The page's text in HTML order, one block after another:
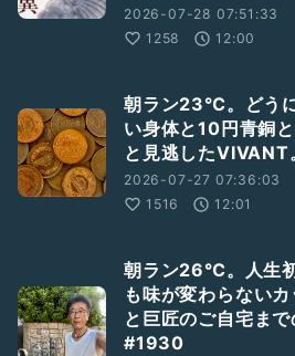
2026-07-28 07:51:33
1258
12:00
朝ラン23℃。どう
い身体と10円青銅
と見逃した
2026-07-27 07:36:03
1516
12:01
朝ラン26℃。人生
も味が変わらない
と巨匠のご自宅まで
#1930